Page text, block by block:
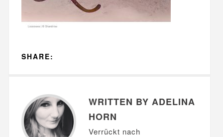
SHARE:
WRITTEN BY ADELINA
HORN
Verrückt nach